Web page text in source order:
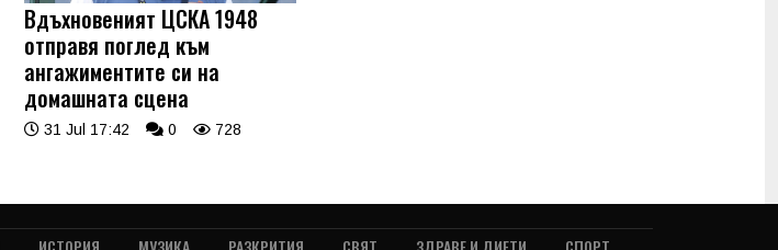
Вдъхновеният ЦСКА 1948
отправя поглед към
ангажиментите си на
домашната сцена
31 Jul 17:42 0 728